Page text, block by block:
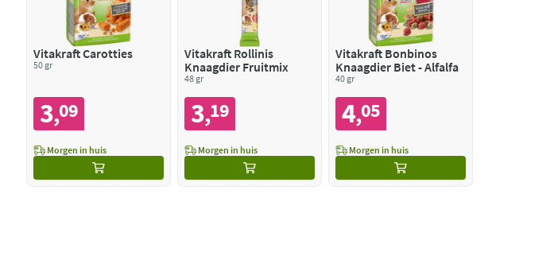
Vitakraft Carotties
50 gr
3,09
Morgen in huis
Vitakraft Rollinis
Knaagdier Fruitmix
48 gr
3,19
Morgen in huis
Vitakraft Bonbinos
Knaagdier Biet - Alfalfa
40 gr
4,05
Morgen in huis